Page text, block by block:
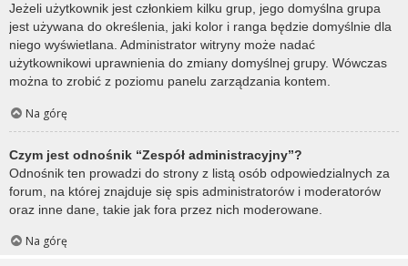
Jeżeli użytkownik jest członkiem kilku grup, jego domyślna grupa
jest używana do określenia, jaki kolor i ranga będzie domyślnie dla
niego wyświetlana. Administrator witryny może nadać
użytkownikowi uprawnienia do zmiany domyślnej grupy. Wówczas
można to zrobić z poziomu panelu zarządzania kontem.
Na górę
Czym jest odnośnik “Zespół administracyjny”?
Odnośnik ten prowadzi do strony z listą osób odpowiedzialnych za
forum, na której znajduje się spis administratorów i moderatorów
oraz inne dane, takie jak fora przez nich moderowane.
Na górę